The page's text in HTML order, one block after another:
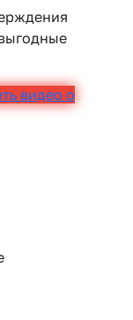
видео о